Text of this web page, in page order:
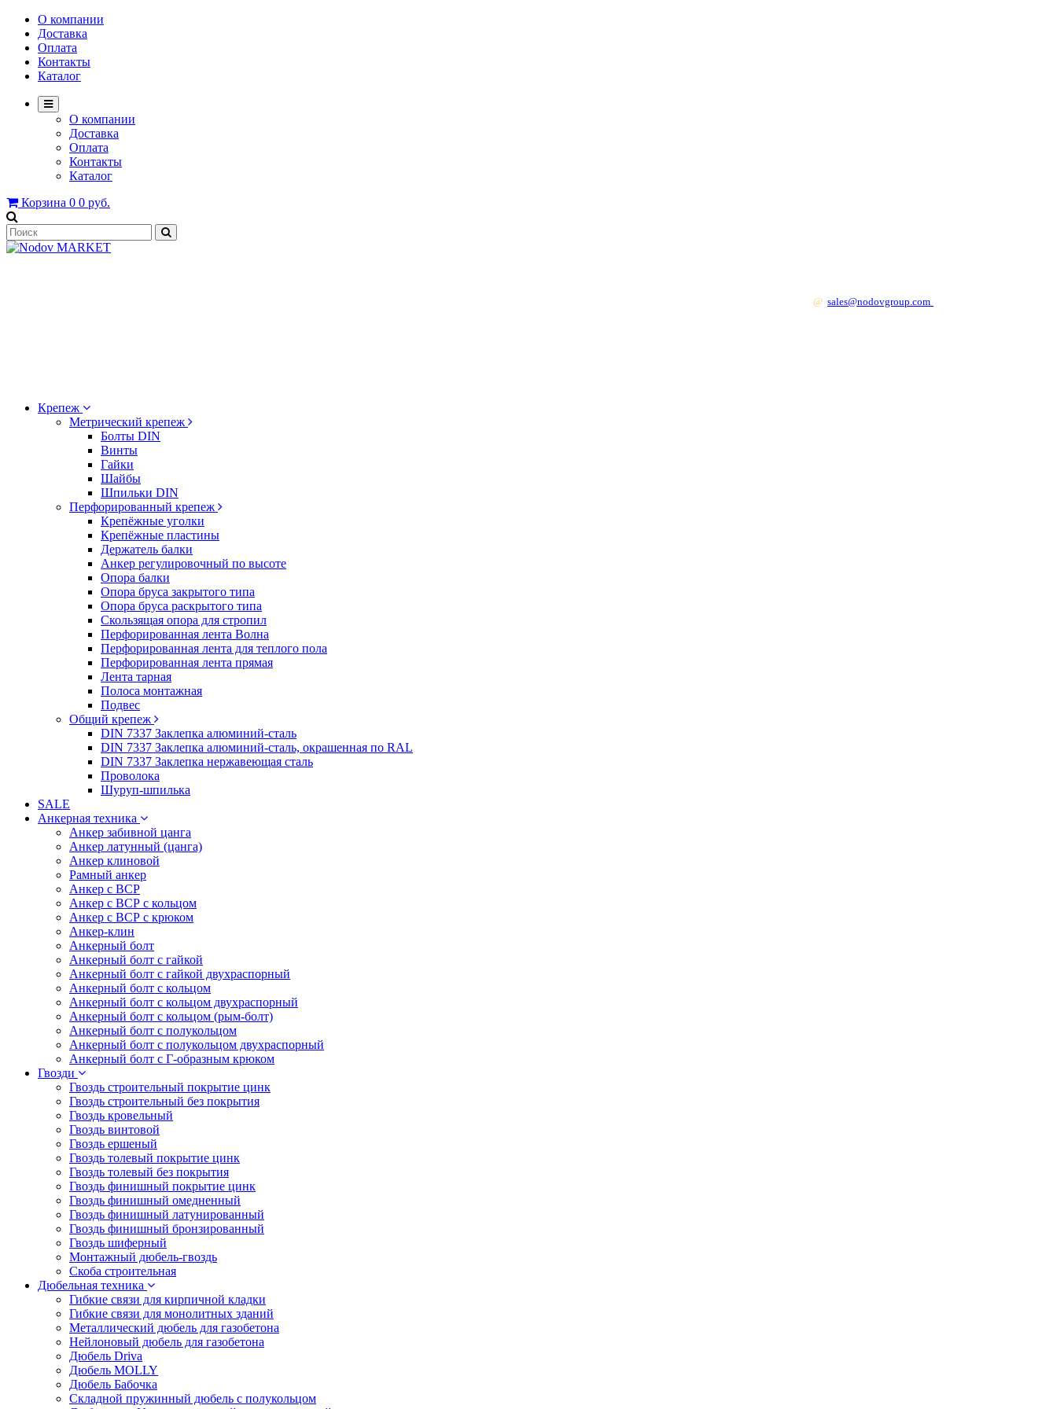
О компании
Доставка
Оплата
Контакты
Каталог
О компании
Доставка
Оплата
Контакты
Каталог
Корзина 0 0 руб.
@ sales@nodovgroup.com
Крепеж
Метрический крепеж
Болты DIN
Винты
Гайки
Шайбы
Шпильки DIN
Перфорированный крепеж
Крепёжные уголки
Крепёжные пластины
Держатель балки
Анкер регулировочный по высоте
Опора балки
Опора бруса закрытого типа
Опора бруса раскрытого типа
Скользящая опора для стропил
Перфорированная лента Волна
Перфорированная лента для теплого пола
Перфорированная лента прямая
Лента тарная
Полоса монтажная
Подвес
Общий крепеж
DIN 7337 Заклепка алюминий-сталь
DIN 7337 Заклепка алюминий-сталь, окрашенная по RAL
DIN 7337 Заклепка нержавеющая сталь
Проволока
Шуруп-шпилька
SALE
Анкерная техника
Анкер забивной цанга
Анкер латунный (цанга)
Анкер клиновой
Рамный анкер
Анкер с ВСР
Анкер с ВСР с кольцом
Анкер с ВСР с крюком
Анкер-клин
Анкерный болт
Анкерный болт с гайкой
Анкерный болт с гайкой двухраспорный
Анкерный болт с кольцом
Анкерный болт с кольцом двухраспорный
Анкерный болт с кольцом (рым-болт)
Анкерный болт с полукольцом
Анкерный болт с полукольцом двухраспорный
Анкерный болт с Г-образным крюком
Гвозди
Гвоздь строительный покрытие цинк
Гвоздь строительный без покрытия
Гвоздь кровельный
Гвоздь винтовой
Гвоздь ершеный
Гвоздь толевый покрытие цинк
Гвоздь толевый без покрытия
Гвоздь финишный покрытие цинк
Гвоздь финишный омедненный
Гвоздь финишный латунированный
Гвоздь финишный бронзированный
Гвоздь шиферный
Монтажный дюбель-гвоздь
Скоба строительная
Дюбельная техника
Гибкие связи для кирпичной кладки
Гибкие связи для монолитных зданий
Металлический дюбель для газобетона
Нейлоновый дюбель для газобетона
Дюбель Driva
Дюбель MOLLY
Дюбель Бабочка
Складной пружинный дюбель с полукольцом